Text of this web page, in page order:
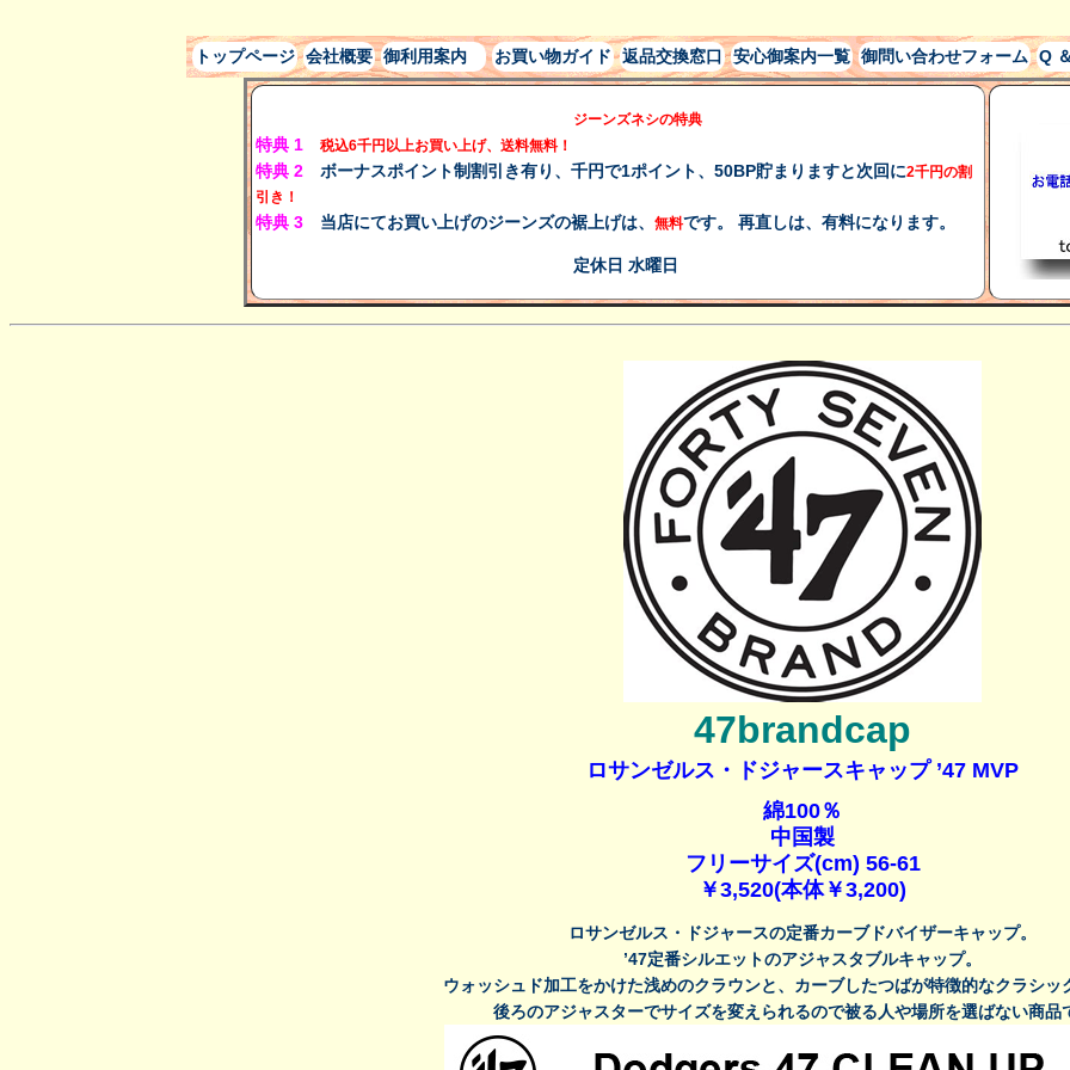
トップページ 会社概要 御利用案内 お買い物ガイド 返品交換窓口 安心御案内一覧 御問い合わせフォーム Q
ジーンズネシの特典
特典 1 税込6千円以上お買い上げ、 送料無料！
特典 2 ボーナスポイント制割引き有り、千円で1ポイント、50BP貯まりますと次回に2千円の割
引き！
特典 3 当店にてお買い上げのジーンズの裾上げは、 無料です。 再直しは、有料になります。
定休日 水曜日
47brandcap
ロサンゼルス・ドジャースキャップ ’47 MVP
綿100％
中国製
フリーサイズ(cm) 56-61
￥3,520(本体￥3,200)
ロサンゼルス・ドジャースの定番カーブドバイザーキャップ。
’47定番シルエットのアジャスタブルキャップ。
ウォッシュド加工をかけた浅めのクラウンと、カーブしたつばが特徴的なクラシッ
後ろのアジャスターでサイズを変えられるので被る人や場所を選ばない商品